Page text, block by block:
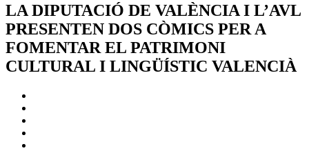
LA DIPUTACIÓ DE VALÈNCIA I L’AVL
PRESENTEN DOS CÒMICS PER A
FOMENTAR EL PATRIMONI
CULTURAL I LINGÜÍSTIC VALENCIÀ